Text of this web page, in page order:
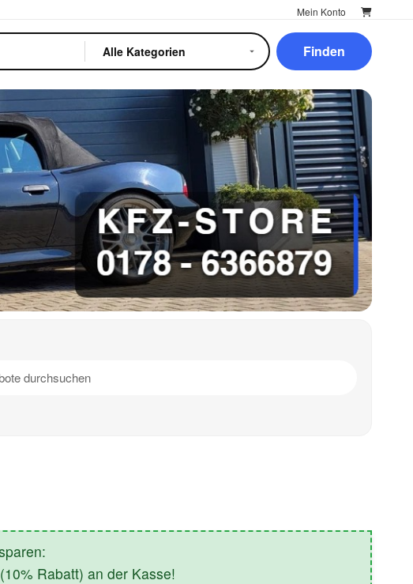
Mein Konto
Finden
(10% Rabatt) an der Kasse!